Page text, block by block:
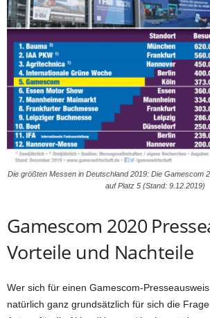
Die größten Messen in Deutschland 2019: Die Gamescom
auf Platz 5 (Stand: 9.12.2019)
Gamescom 2020
Vorteile und Nachteile
Wer sich für einen Gamescom-
natürlich ganz grundsätzlich für sich die